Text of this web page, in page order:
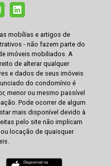
mobílias e artigos de
- não fazem parte do
imóveis mobiliados. A
de alterar qualquer
e dados de seus imóveis
do condomínio é
menor ou mesmo passível
Pode ocorrer de algum
mais disponível devido à
pelo site não implicam
locação de quaisquer